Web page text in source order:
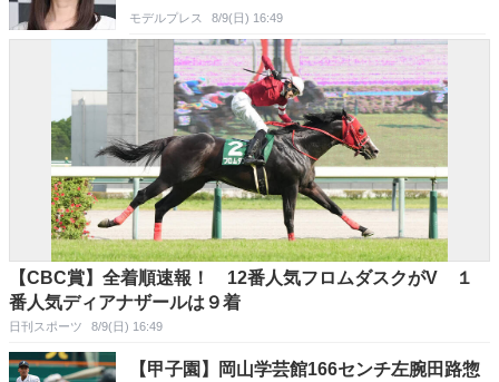
モデルプレス 8/9(日) 16:49
【CBC賞】全着順速報！ 12番人気フロムダスクがV １
番人気ディアナザールは９着
日刊スポーツ 8/9(日) 16:49
【甲子園】岡山学芸館166センチ左腕田路惣